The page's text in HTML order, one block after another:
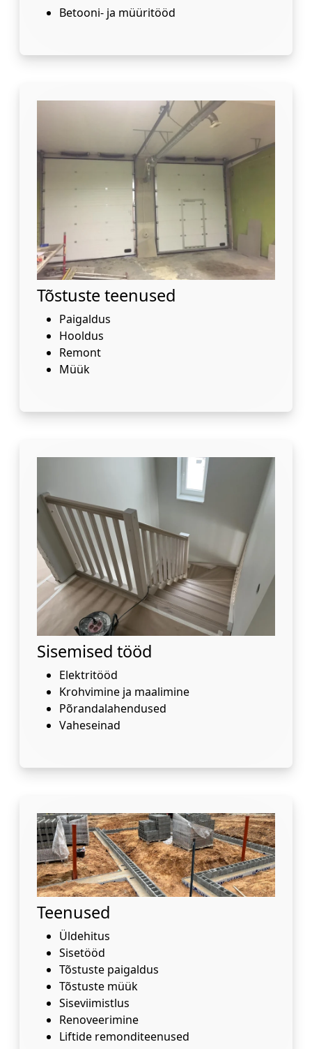
Betooni- ja müüritööd
Tõstuste teenused
Paigaldus
Hooldus
Remont
Müük
Sisemised tööd
Elektritööd
Krohvimine ja maalimine
Põrandalahendused
Vaheseinad
Teenused
Üldehitus
Sisetööd
Tõstuste paigaldus
Tõstuste müük
Siseviimistlus
Renoveerimine
Liftide remonditeenused